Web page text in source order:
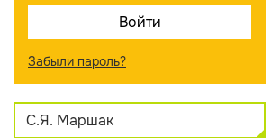
Забыли пароль?
С.Я. Маршак